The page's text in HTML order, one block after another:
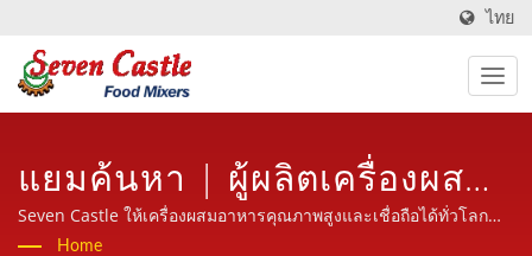
ไทย
แยมค้นหา | ผู้ผลิตเครื่องผสม
อาหารเป็นเวลา 30 ปีใน
Seven Castle ให้เครื่องผสมอาหารคุณภาพสูงและเชื่อถือได้ทั่วโลก
พร้อมบริการที่เป็นมิตร มืออาชีพและมีประสบการณ์
Home